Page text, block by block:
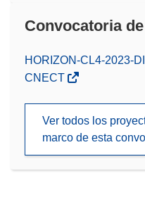
Convocatoria
(se
abrirá
nueva
ventana)
HORIZON-CL4-2023-
CNECT
Ver todos los
marco de esta